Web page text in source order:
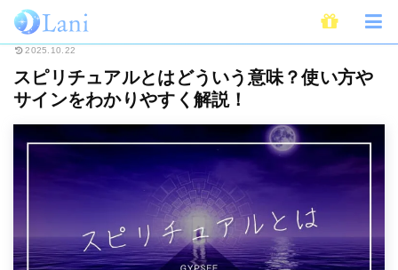
ホーム スピリチュアル スピリチュアルとはどういう意味？使い方やサイ
2025.10.22
スピリチュアルとはどういう意味？使い方や
サインをわかりやすく解説！